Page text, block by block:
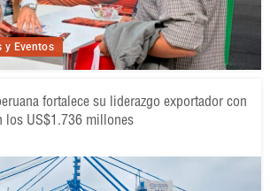
y Eventos
fortalece su liderazgo exportador con
los US$1.736 millones